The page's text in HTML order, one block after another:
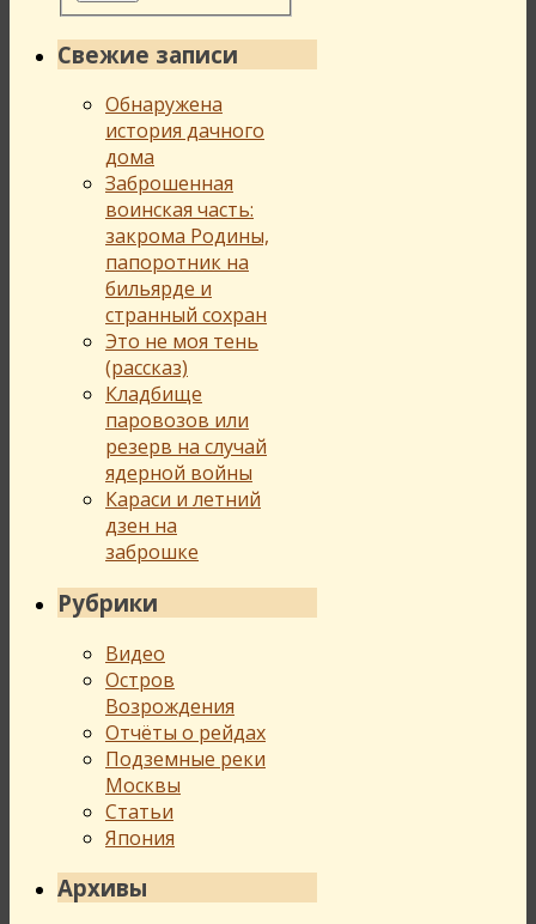
Свежие записи
Обнаружена
история дачного
дома
Заброшенная
воинская часть:
закрома Родины,
папоротник на
бильярде и
странный сохран
Это не моя тень
(рассказ)
Кладбище
паровозов или
резерв на случай
ядерной войны
Караси и летний
дзен на
заброшке
Рубрики
Видео
Остров
Возрождения
Отчёты о рейдах
Подземные реки
Москвы
Статьи
Япония
Архивы